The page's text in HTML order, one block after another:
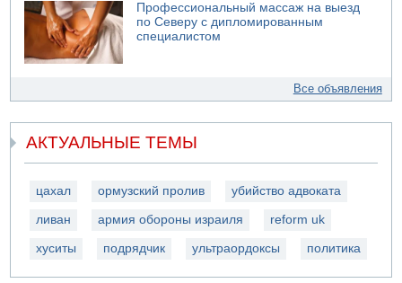
Профессиональный массаж на выезд
по Северу с дипломированным
специалистом
Все объявления
АКТУАЛЬНЫЕ ТЕМЫ
цахал ормузский пролив убийство адвоката
ливан армия обороны израиля reform uk
хуситы подрядчик ультраордоксы политика